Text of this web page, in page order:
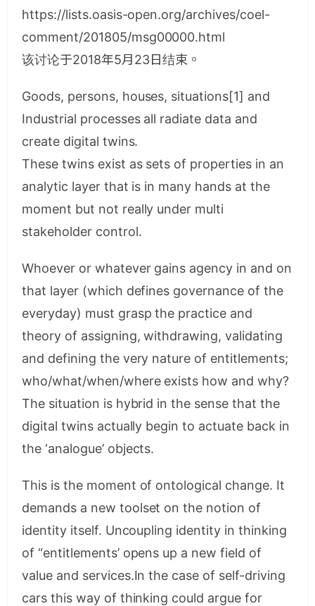
https://lists.oasis-open.org/archives/coel-
comment/201805/msg00000.html
该讨论于2018年5月23日结束。
Goods, persons, houses, situations[1] and
Industrial processes all radiate data and
create digital twins.
These twins exist as sets of properties in an
analytic layer that is in many hands at the
moment but not really under multi
stakeholder control.
Whoever or whatever gains agency in and on
that layer (which defines governance of the
everyday) must grasp the practice and
theory of assigning, withdrawing, validating
and defining the very nature of entitlements;
who/what/when/where exists how and why?
The situation is hybrid in the sense that the
digital twins actually begin to actuate back in
the ‘analogue’ objects.
This is the moment of ontological change. It
demands a new toolset on the notion of
identity itself. Uncoupling identity in thinking
of “entitlements’ opens up a new field of
value and services.In the case of self-driving
cars this way of thinking could argue for